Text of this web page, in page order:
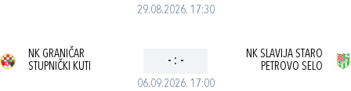
29.08.2026. 17:30
06.09.2026. 17:00
NK GRANIČAR
STUPNIČKI KUTI
- : -
NK SLAVIJA STARO
PETROVO SELO